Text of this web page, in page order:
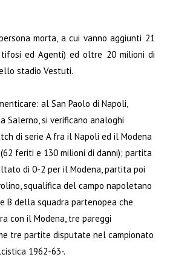
morta, a cui vanno aggiunti 21
ed Agenti) ed oltre 20 milioni di
stadio Vestuti.
al San Paolo di Napoli,
Salerno, si verificano analoghi
di serie A fra il Napoli ed il Modena
feriti e 130 milioni di danni); partita
di 0-2 per il Modena, partita poi
squalifica del campo napoletano
B della squadra partenopea che
con il Modena, tre pareggi
tre partite disputate nel campionato
1962-63-.